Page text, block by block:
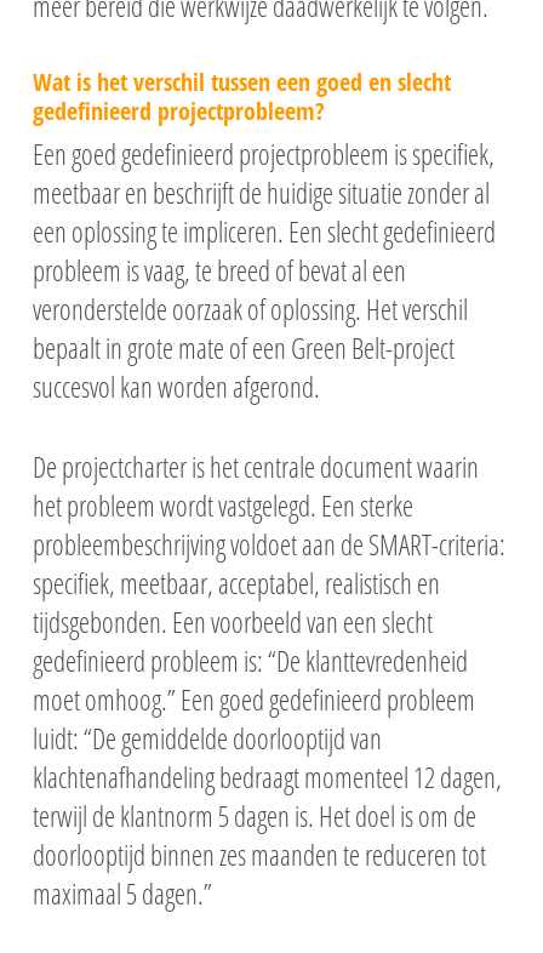
Wat is het verschil tussen een goed en slecht
gedefinieerd projectprobleem?
Een goed gedefinieerd projectprobleem is specifiek,
meetbaar en beschrijft de huidige situatie zonder al
een oplossing te impliceren. Een slecht gedefinieerd
probleem is vaag, te breed of bevat al een
veronderstelde oorzaak of oplossing. Het verschil
bepaalt in grote mate of een Green Belt-project
succesvol kan worden afgerond.
De projectcharter is het centrale document waarin
het probleem wordt vastgelegd. Een sterke
probleembeschrijving voldoet aan de SMART-criteria:
specifiek, meetbaar, acceptabel, realistisch en
tijdsgebonden. Een voorbeeld van een slecht
gedefinieerd probleem is: “De klanttevredenheid
moet omhoog.” Een goed gedefinieerd probleem
luidt: “De gemiddelde doorlooptijd van
klachtenafhandeling bedraagt momenteel 12 dagen,
terwijl de klantnorm 5 dagen is. Het doel is om de
doorlooptijd binnen zes maanden te reduceren tot
maximaal 5 dagen.”